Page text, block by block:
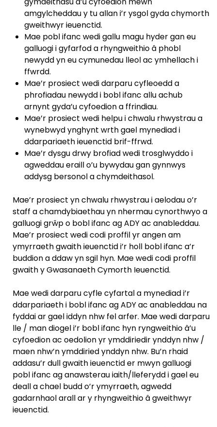
amgylcheddau y tu allan i’r ysgol gyda chymorth
gweithwyr ieuenctid.
Mae pobl ifanc wedi gallu magu hyder gan eu
galluogi i gyfarfod a rhyngweithio â phobl
newydd yn eu cymunedau lleol ac ymhellach i
ffwrdd.
Mae’r prosiect wedi darparu cyfleoedd a
phrofiadau newydd i bobl ifanc allu achub
arnynt gyda’u cyfoedion a ffrindiau.
Mae’r prosiect wedi helpu i chwalu rhwystrau a
wynebwyd ynghynt wrth gael mynediad i
ddarpariaeth ieuenctid brif-ffrwd.
Mae’r dysgu drwy brofiad wedi trosglwyddo i
agweddau eraill o’u bywydau gan gynnwys
addysg bersonol a chymdeithasol.
Mae’r prosiect yn chwalu rhwystrau i aelodau o’r
staff a chamdybiaethau yn nhermau cynorthwyo a
galluogi grŵp o bobl ifanc ag ADY ac anableddau.
Mae’r prosiect wedi codi proffil yr angen am
ymyrraeth gwaith ieuenctid i’r holl bobl ifanc a’r
buddion a ddaw yn sgil hyn. Mae wedi codi proffil
gwaith y Gwasanaeth Cymorth Ieuenctid.
Mae wedi darparu cyfle cyfartal a mynediad i’r
ddarpariaeth i bobl ifanc ag ADY ac anableddau na
fyddai ar gael iddyn nhw fel arfer. Mae wedi darparu
lle / man diogel i’r bobl ifanc hyn ryngweithio â’u
cyfoedion ac oedolion yr ymddiriedir ynddyn nhw /
maen nhw’n ymddiried ynddyn nhw. Bu’n rhaid
addasu’r dull gwaith ieuenctid er mwyn galluogi
pobl ifanc ag anawsterau iaith/lleferydd i gael eu
deall a chael budd o’r ymyrraeth, agwedd
gadarnhaol arall ar y rhyngweithio â gweithwyr
ieuenctid.